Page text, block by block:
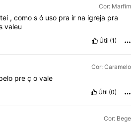
Cor: Marfim
, como s ó uso pra ir na igreja pra
valeu
Útil (1)
Cor: Caramelo
pre ç o vale
Útil (0)
Cor: Bege